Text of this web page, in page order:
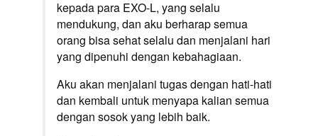
kepada para EXO-L, yang selalu
mendukung, dan aku berharap semua
orang bisa sehat selalu dan menjalani hari
yang dipenuhi dengan kebahagiaan.
Aku akan menjalani tugas dengan hati-hati
dan kembali untuk menyapa kalian semua
dengan sosok yang lebih baik.